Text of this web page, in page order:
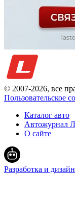
© 2007-2026, все
Пользовательское
Каталог авто
Автожурнал
О сайте
Разработка и